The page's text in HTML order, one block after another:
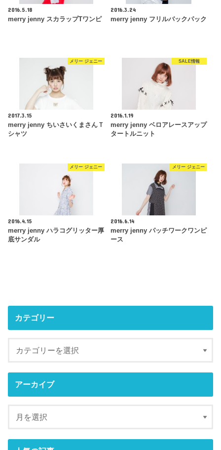
2016.5.18
merry jenny スカラップTワンピ
2016.3.24
merry jenny フリルバックパック
メリー ジェニー
2017.3.15
merry jenny ちいさいくまさんＴ
シャツ
SALE情報
2016.1.19
merry jenny ベロアレースアップ
タートルニット
メリー ジェニー
2016.4.15
merry jenny ハラコグリッター厚
底サンダル
メリー ジェニー
2016.6.14
merry jenny パッチワークワンピ
ース
カテゴリー
アーカイブ